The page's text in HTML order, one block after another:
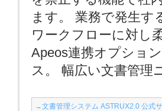
ます。 業務で発生す
ワークフローに対し
Apeos連携オプショ
ス。 幅広い文書管理
→文書管理システム ASTRUX2.0 公式